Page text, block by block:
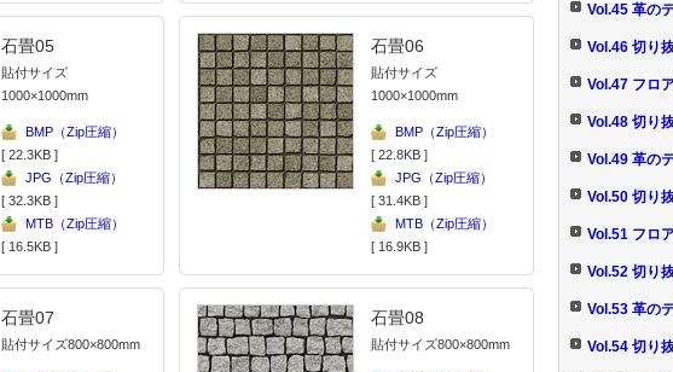
石畳05
貼付サイズ
1000×1000mm
BMP（Zip圧縮）
[ 22.3KB ]
JPG（Zip圧縮）
[ 32.3KB ]
MTB（Zip圧縮）
[ 16.5KB ]
石畳06
貼付サイズ
1000×1000mm
BMP（Zip圧縮）
[ 22.8KB ]
JPG（Zip圧縮）
[ 31.4KB ]
MTB（Zip圧縮）
[ 16.9KB ]
石畳07
貼付サイズ800×800mm
石畳08
貼付サイズ800×800mm
Vol.45 革の
Vol.46 切り
Vol.47 フロ
Vol.48 切り
Vol.49 革の
Vol.50 切り
Vol.51 フロ
Vol.52 切り
Vol.53 革の
Vol.54 切り